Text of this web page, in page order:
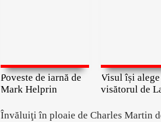
Poveste de iarnă de
Mark Helprin
Visul își alege
visătorul de
Învăluiţi în ploaie de Charles Martin